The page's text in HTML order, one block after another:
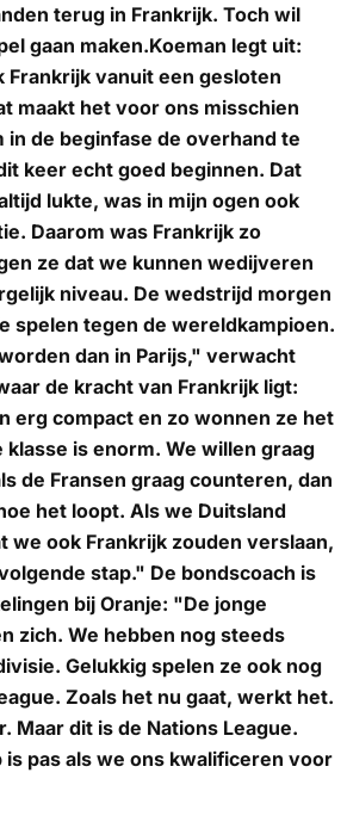
terug in Frankrijk. Toch wil
gaan maken.Koeman legt uit:
Frankrijk vanuit een gesloten
maakt het voor ons misschien
in de beginfase de overhand te
keer echt goed beginnen. Dat
lukte, was in mijn ogen ook
Daarom was Frankrijk zo
ze dat we kunnen wedijveren
niveau. De wedstrijd morgen
spelen tegen de wereldkampioen.
dan in Parijs," verwacht
de kracht van Frankrijk ligt:
erg compact en zo wonnen ze het
is enorm. We willen graag
de Fransen graag counteren, dan
het loopt. Als we Duitsland
we ook Frankrijk zouden verslaan,
stap." De bondscoach is
bij Oranje: "De jonge
zich. We hebben nog steeds
Gelukkig spelen ze ook nog
Zoals het nu gaat, werkt het.
Maar dit is de Nations League.
is pas als we ons kwalificeren voor